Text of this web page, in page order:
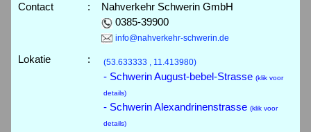
Contact
:
Nahverkehr Schwerin GmbH
0385-39900
info@nahverkehr-schwerin.de
Lokatie : (53.633333 , 11.413980)
- Schwerin August-bebel-Strasse (klik voor
details)
- Schwerin Alexandrinenstrasse (klik voor
details)